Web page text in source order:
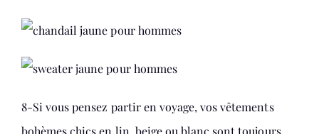
8-Si vous pensez partir en voyage, vos vêtements
bohèmes chics en lin, beige ou blanc sont toujours